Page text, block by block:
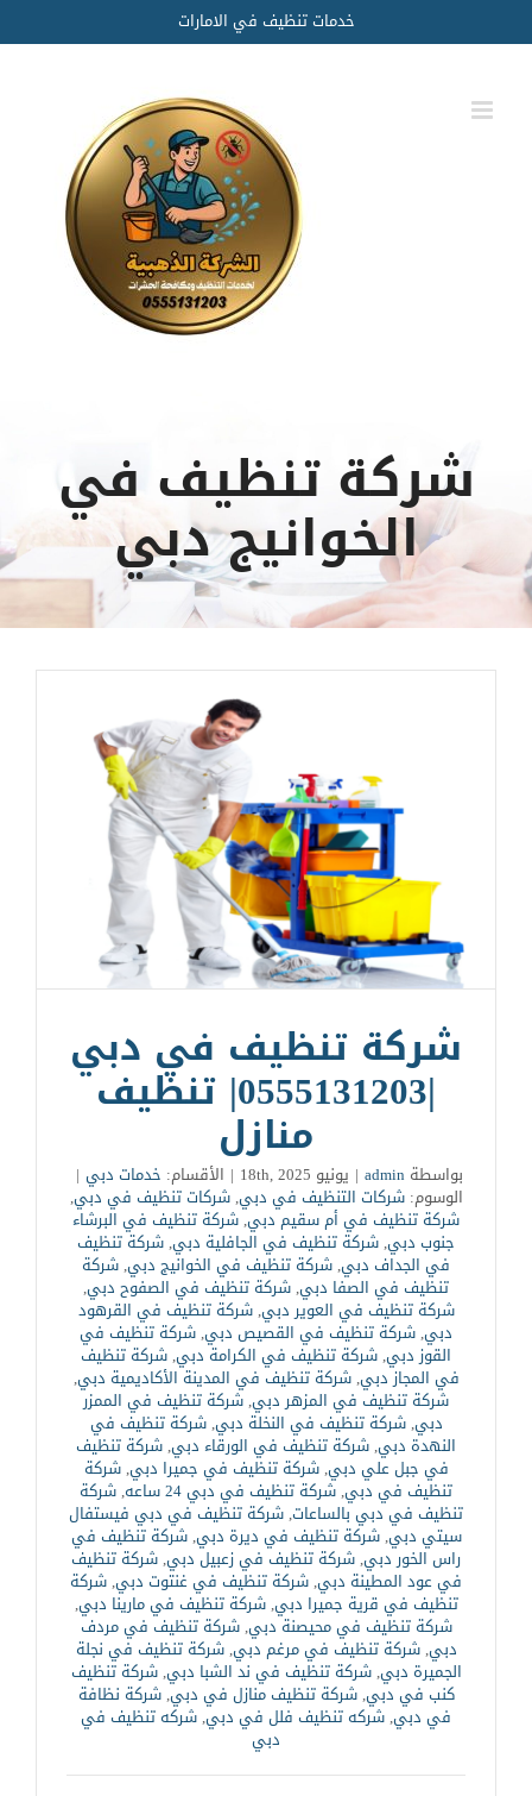
to
content
خدمات تنظيف في الامارات
شركة تنظيف في
الخوانيج دبي
شركة تنظيف في دبي
|0555131203| تنظيف
منازل
بواسطةadmin
| يونيو 18th, 2025 | الأقسام: خدمات دبي |
الوسوم:شركات التنظيف في دبي,شركات تنظيف في دبي,
شركة تنظيف في أم سقيم دبي,شركة تنظيف في البرشاء
جنوب دبي,شركة تنظيف في الجافلية دبي,شركة تنظيف
في الجداف دبي,شركة تنظيف في الخوانيج دبي,شركة
تنظيف في الصفا دبي,شركة تنظيف في الصفوح دبي,
شركة تنظيف في العوير دبي,شركة تنظيف في القرهود
دبي,شركة تنظيف في القصيص دبي,شركة تنظيف في
القوز دبي,شركة تنظيف في الكرامة دبي,شركة تنظيف
في المجاز دبي,شركة تنظيف في المدينة الأكاديمية دبي,
شركة تنظيف في المزهر دبي,شركة تنظيف في الممزر
دبي,شركة تنظيف في النخلة دبي,شركة تنظيف في
النهدة دبي,شركة تنظيف في الورقاء دبي,شركة تنظيف
في جبل علي دبي,شركة تنظيف في جميرا دبي,شركة
تنظيف في دبي,شركة تنظيف في دبي 24 ساعه ,شركة
تنظيف في دبي بالساعات,شركة تنظيف في دبي فيستفال
سيتي دبي,شركة تنظيف في ديرة دبي,شركة تنظيف في
راس الخور دبي,شركة تنظيف في زعبيل دبي,شركة تنظيف
في عود المطينة دبي,شركة تنظيف في غنتوت دبي,شركة
تنظيف في قرية جميرا دبي,شركة تنظيف في مارينا دبي,
شركة تنظيف في محيصنة دبي,شركة تنظيف في مردف
دبي,شركة تنظيف في مرغم دبي,شركة تنظيف في نجلة
الجميرة دبي,شركة تنظيف في ند الشبا دبي,شركة تنظيف
كنب في دبي,شركة تنظيف منازل في دبي,شركة نظافة
في دبي,شركه تنظيف فلل في دبي,شركه تنظيف في
دبي